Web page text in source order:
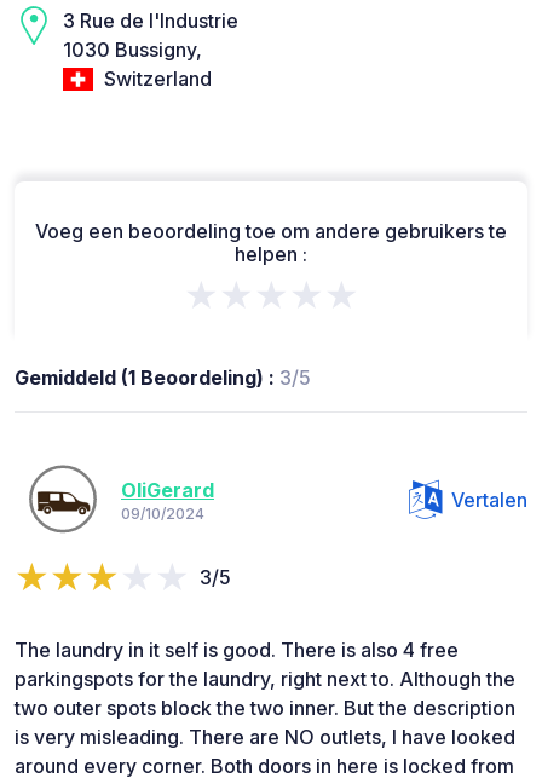
3 Rue de l'Industrie
1030 Bussigny,
Switzerland
Voeg een beoordeling toe om andere gebruikers te
helpen :
★★★★★
Gemiddeld (1 Beoordeling) : 3/5
OliGerard
09/10/2024
Vertalen
3/5
The laundry in it self is good. There is also 4 free
parkingspots for the laundry, right next to. Although the
two outer spots block the two inner. But the description
is very misleading. There are NO outlets, I have looked
around every corner. Both doors in here is locked from